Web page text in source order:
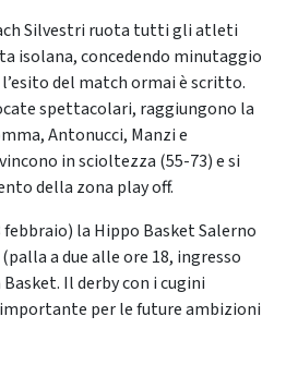
Silvestri ruota tutti gli atleti
isolana, concedendo minutaggio
del match ormai è scritto.
spettacolari, raggiungono la
Antonucci, Manzi e
in scioltezza (55-73) e si
della zona play off.
la Hippo Basket Salerno
a due alle ore 18, ingresso
Il derby con i cugini
per le future ambizioni